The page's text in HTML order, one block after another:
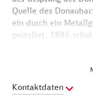
Quelle des
ein durch ein
gestaltet. 1895
die Figurengruppe,
wie sie ihrer
Als Donaubach
Kontaktdaten